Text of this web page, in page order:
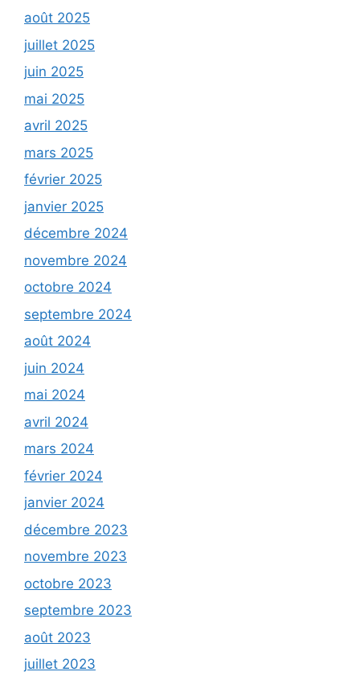
août 2025
juillet 2025
juin 2025
mai 2025
avril 2025
mars 2025
février 2025
janvier 2025
décembre 2024
novembre 2024
octobre 2024
septembre 2024
août 2024
juin 2024
mai 2024
avril 2024
mars 2024
février 2024
janvier 2024
décembre 2023
novembre 2023
octobre 2023
septembre 2023
août 2023
juillet 2023